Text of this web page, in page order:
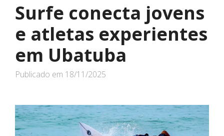
Surfe conecta jovens
e atletas experientes
em Ubatuba
Publicado em 18/11/2025